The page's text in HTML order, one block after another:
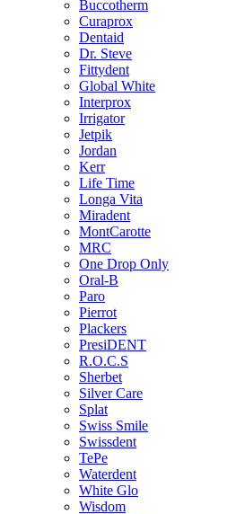
Buccotherm
Curaprox
Dentaid
Dr. Steve
Fittydent
Global White
Interprox
Irrigator
Jetpik
Jordan
Kerr
Life Time
Longa Vita
Miradent
MontCarotte
MRC
One Drop Only
Oral-B
Paro
Pierrot
Plackers
PresiDENT
R.O.C.S
Sherbet
Silver Care
Splat
Swiss Smile
Swissdent
TePe
Waterdent
White Glo
Wisdom